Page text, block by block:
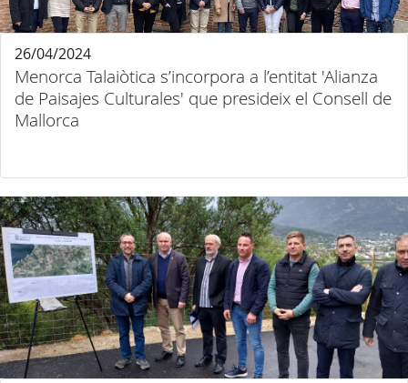
Menorca Talaiòtica s’incorpora a l’entitat 'Alianza
de Paisajes Culturales' que presideix el Consell de
Mallorca
26/04/2024